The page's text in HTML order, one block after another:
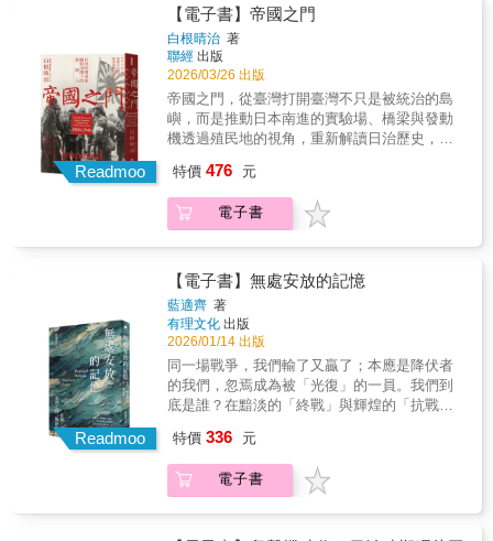
時代」。在寫作本書的過程中，作者渡邊利夫
教授大量參考了各種第一手的原始文獻，然
而，作者強調，歷史人物之間微妙的人際關
係，僅僅憑藉這些史料是很難清晰還原的，
「因此筆者往往加入自己的想像力，採用對話
的形式加以呈現」，「在某種程度上，或許本
書可以視為一種非虛構小說（Nonfiction
圖片，以及後藤新平年表。本書重點一、後藤
新平在赴臺就任民政長官之前，即向總理大臣
伊藤博文提交意見書，他認為鴉片在臺灣短時
間難以禁絕，因而對鴉片主張採取總督府專賣
的鴉片之害確如後藤預期，大約在三十年後根
除（參見本書第一章）。二、日本領臺初期對
於「土匪」（抗日武裝集團）問題，以「三段
警備」制度應對，但成效不彰（參見本書第二
章）。後藤新平抵臺後，恢復清代的「保甲」
制度，兼採「招降」、「鎮壓」並行策略，逐
步掃除臺灣的「土匪」勢力（參見本書第三
章）。三、經由後藤新平的推薦，威廉．巴爾
頓及其門生濱野彌四郎來到臺灣，規劃並執行
本書第五章）。後藤也在臺灣推動了土地調查
事業（參見本書第六章）與西部縱貫鐵路的鋪
築（參見本書第七章），此皆邁向現代化的重
從屬者，而是帝國擴張的關鍵推手。◆ 適合對
臺灣史、日本史、東亞與海域史有興趣的讀者
與研究者。臺灣——從邊陲到樞紐，日本南進
布局的關鍵中介。一八九五年日本取得臺灣
後，這座島嶼不僅成為帝國第一個海外殖民
地，也逐漸被建構為連結中國南方與東南亞的
戰略門戶。白根晴治以「帝國門戶」為核心視
角，重新檢視殖民地臺灣在日本帝國南向擴張
中的歷史位置。本書細緻梳理臺灣總督府、企
策」，指出在全面征服難以推進的情況下，在
臺日本官員如何透過多種替代策略擴展影響
力，例如將中國人與華僑納入「臺灣籍民」、
事。商人、警察、通譯、護士與士兵等群體，
也在帝國擴張的過程中獲得跨區域活動與地位
流動的機會，呈現殖民統治下的複雜且多層次
的歷史樣貌。透過橫跨六國、三種語言的檔案
資料，本書將臺灣置於全球性帝國的歷史脈絡
中，展現日本帝國、臺灣總督府、臺灣籍民與
臺灣人的交錯動態，重新思考日治時期臺灣的
張過程中的角色提供嶄新視角。
Readmoo
【電子書】帝國之門
白根晴治 著
聯經 出版
2026/03/26 出版
帝國之門，從臺灣打開臺灣不只是被統治的島
嶼，而是推動日本南進的實驗場、橋梁與發動
機透過殖民地的視角，重新解讀日治歷史，揭
志（國立臺灣歷史博物館館長）陳翠蓮（國立
臺灣大學歷史學系特聘教授）【本書特色】◆
以全新視角重新定位日治臺灣的歷史角色。◆
從屬者，而是帝國擴張的關鍵推手。◆ 適合對
臺灣史、日本史、東亞與海域史有興趣的讀者
與研究者。臺灣——從邊陲到樞紐，日本南進
布局的關鍵中介。一八九五年日本取得臺灣
後，這座島嶼不僅成為帝國第一個海外殖民
地，也逐漸被建構為連結中國南方與東南亞的
戰略門戶。白根晴治以「帝國門戶」為核心視
角，重新檢視殖民地臺灣在日本帝國南向擴張
中的歷史位置。本書細緻梳理臺灣總督府、企
策」，指出在全面征服難以推進的情況下，在
臺日本官員如何透過多種替代策略擴展影響
力，例如將中國人與華僑納入「臺灣籍民」、
延伸警察與情報網絡，以及動員臺灣人參與戰
特價 476 元
電子書
Readmoo
【電子書】無處安放的記憶
藍適齊 著
有理文化 出版
2026/01/14 出版
同一場戰爭，我們輸了又贏了；本應是降伏者
的我們，忽焉成為被「光復」的一員。我們到
底是誰？在黯淡的「終戰」與輝煌的「抗戰」
憶？「我沒機會思考，因為他們沒給我機會思
考， 中國人被射殺時就站在大坑前…… 我只是
個臺灣軍伕，所以我認爲殺死中國人不是我的
特價 336 元
電子書